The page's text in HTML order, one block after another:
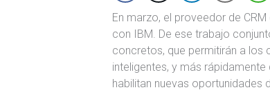
En marzo, el proveedor de
con IBM. De ese trabajo
concretos, que permitirán a los
inteligentes, y más
habilitan nuevas